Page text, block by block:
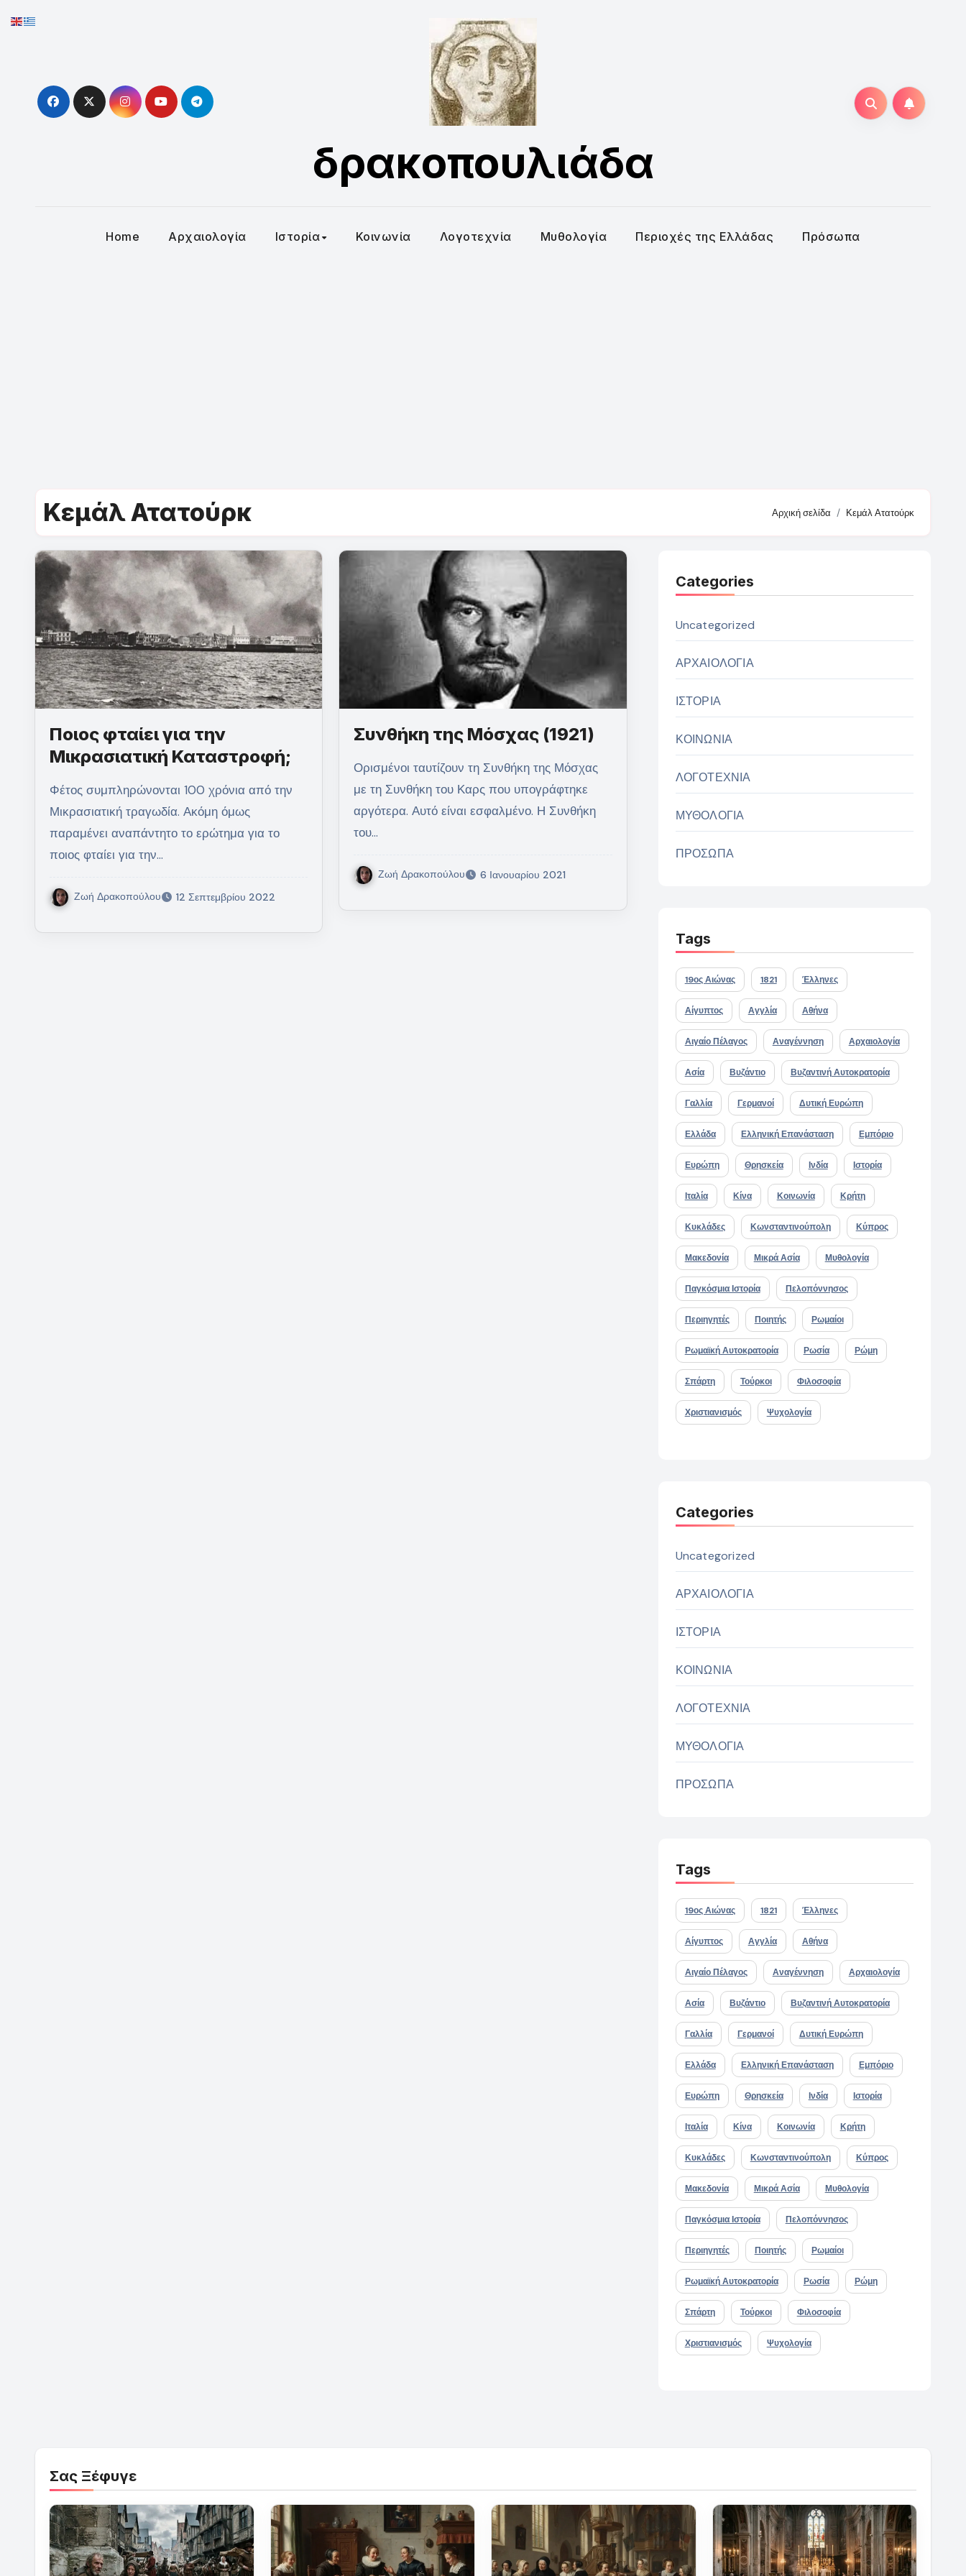
to
δρακοπουλιάδα
Home Αρχαιολογία Ιστορία Κοινωνία Λογοτεχνία Μυθολογία Περιοχές της Ελλάδας Πρόσωπα
Κεμάλ Ατατούρκ Αρχική σελίδα Κεμάλ Ατατούρκ
Ποιος φταίει για την
Μικρασιατική Καταστροφή;
Φέτος συμπληρώνονται 100 χρόνια από την
Μικρασιατική τραγωδία. Ακόμη όμως
παραμένει αναπάντητο το ερώτημα για το
ποιος φταίει για την…
Ζωή Δρακοπούλου 12 Σεπτεμβρίου 2022
Συνθήκη της Μόσχας (1921)
Ορισμένοι ταυτίζουν τη Συνθήκη της Μόσχας
με τη Συνθήκη του Καρς που υπογράφτηκε
αργότερα. Αυτό είναι εσφαλμένο. Η Συνθήκη
του…
Ζωή Δρακοπούλου 6 Ιανουαρίου 2021
Categories
Uncategorized
ΑΡΧΑΙΟΛΟΓΙΑ
ΙΣΤΟΡΙΑ
ΚΟΙΝΩΝΙΑ
ΛΟΓΟΤΕΧΝΙΑ
ΜΥΘΟΛΟΓΙΑ
ΠΡΟΣΩΠΑ
Tags
19ος Αιώνας 1821 Έλληνες
Αίγυπτος Αγγλία Αθήνα
Αιγαίο Πέλαγος Αναγέννηση Αρχαιολογία
Ασία Βυζάντιο Βυζαντινή Αυτοκρατορία
Γαλλία Γερμανοί Δυτική Ευρώπη
Ελλάδα Ελληνική Επανάσταση Εμπόριο
Ευρώπη Θρησκεία Ινδία Ιστορία
Ιταλία Κίνα Κοινωνία Κρήτη
Κυκλάδες Κωνσταντινούπολη Κύπρος
Μακεδονία Μικρά Ασία Μυθολογία
Παγκόσμια Ιστορία Πελοπόννησος
Περιηγητές Ποιητής Ρωμαίοι
Ρωμαϊκή Αυτοκρατορία Ρωσία Ρώμη
Σπάρτη Τούρκοι Φιλοσοφία
Χριστιανισμός Ψυχολογία
Categories
Uncategorized
ΑΡΧΑΙΟΛΟΓΙΑ
ΙΣΤΟΡΙΑ
ΚΟΙΝΩΝΙΑ
ΛΟΓΟΤΕΧΝΙΑ
ΜΥΘΟΛΟΓΙΑ
ΠΡΟΣΩΠΑ
Tags
19ος Αιώνας 1821 Έλληνες
Αίγυπτος Αγγλία Αθήνα
Αιγαίο Πέλαγος Αναγέννηση Αρχαιολογία
Ασία Βυζάντιο Βυζαντινή Αυτοκρατορία
Γαλλία Γερμανοί Δυτική Ευρώπη
Ελλάδα Ελληνική Επανάσταση Εμπόριο
Ευρώπη Θρησκεία Ινδία Ιστορία
Ιταλία Κίνα Κοινωνία Κρήτη
Κυκλάδες Κωνσταντινούπολη Κύπρος
Μακεδονία Μικρά Ασία Μυθολογία
Παγκόσμια Ιστορία Πελοπόννησος
Περιηγητές Ποιητής Ρωμαίοι
Ρωμαϊκή Αυτοκρατορία Ρωσία Ρώμη
Σπάρτη Τούρκοι Φιλοσοφία
Χριστιανισμός Ψυχολογία
Σας Ξέφυγε